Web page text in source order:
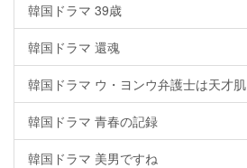
韓国ドラマ 39歳
韓国ドラマ 還魂
韓国ドラマ ウ・ヨンウ弁護士は天才肌
韓国ドラマ 青春の記録
韓国ドラマ 美男ですね